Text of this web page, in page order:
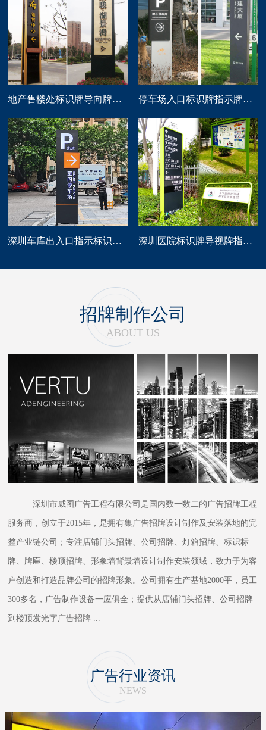
地产售楼处标识牌导向牌精神堡垒制作 停车场入口标识牌指示牌导向牌定做
深圳车库出入口指示标识牌制作 深圳医院标识牌导视牌指示路牌设计制作
招牌制作公司
ABOUT US
深圳市威图广告工程有限公司是国内数一数二的广告招牌工程
服务商，创立于2015年，是拥有集广告招牌设计制作及安装落地的完
整产业链公司；专注店铺门头招牌、公司招牌、灯箱招牌、标识标
牌、牌匾、楼顶招牌、形象墙背景墙设计制作安装领域，致力于为客
户创造和打造品牌公司的招牌形象。公司拥有生产基地2000平，员工
300多名，广告制作设备一应俱全；提供从店铺门头招牌、公司招牌
到楼顶发光字广告招牌
广告行业资讯
NEWS